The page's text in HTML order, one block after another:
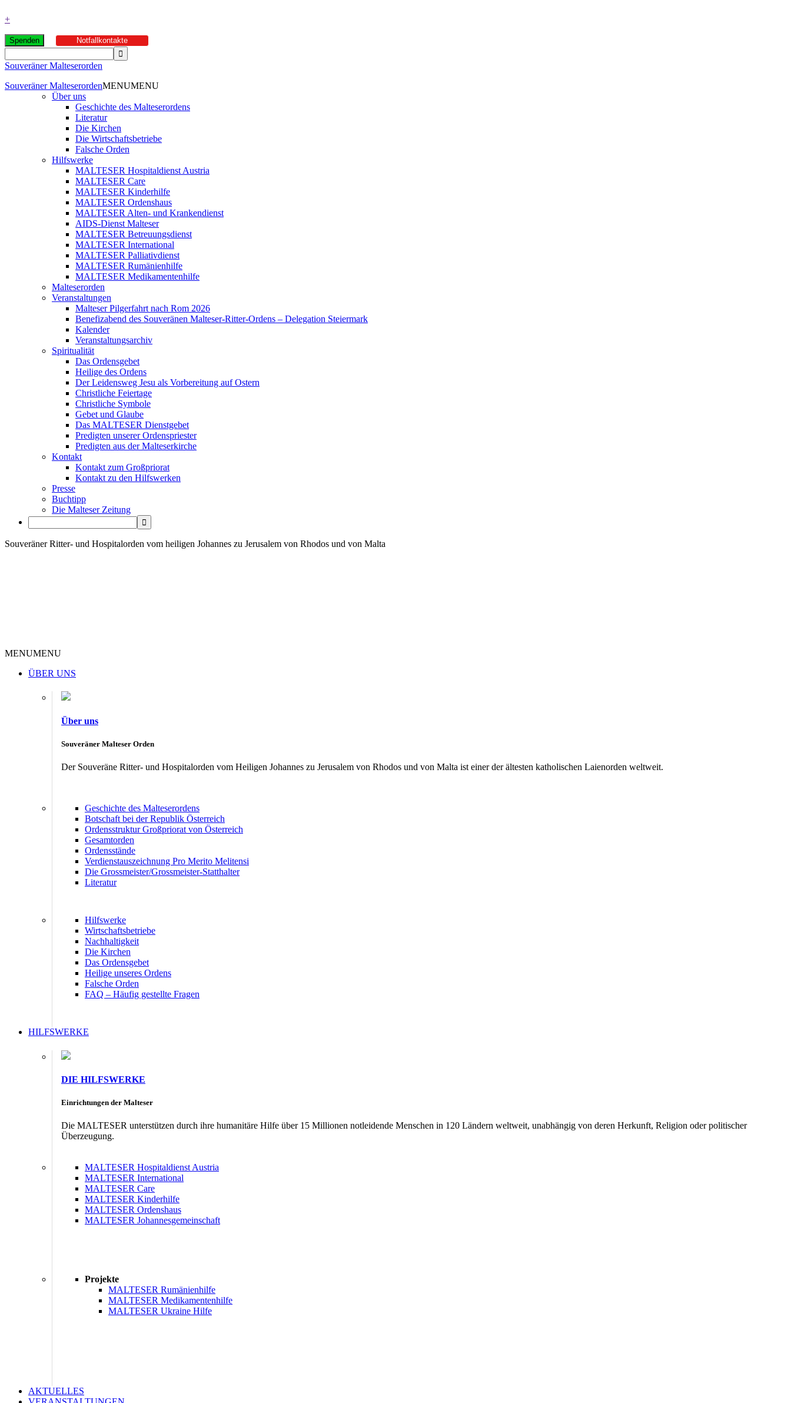
+
Spenden Notfallkontakte
Souveräner Malteserorden
Souveräner MalteserordenMENUMENU
Über uns
Geschichte des Malteserordens
Literatur
Die Kirchen
Die Wirtschaftsbetriebe
Falsche Orden
Hilfswerke
MALTESER Hospitaldienst Austria
MALTESER Care
MALTESER Kinderhilfe
MALTESER Ordenshaus
MALTESER Alten- und Krankendienst
AIDS-Dienst Malteser
MALTESER Betreuungsdienst
MALTESER International
MALTESER Palliativdienst
MALTESER Rumänienhilfe
MALTESER Medikamentenhilfe
Malteserorden
Veranstaltungen
Malteser Pilgerfahrt nach Rom 2026
Benefizabend des Souveränen Malteser-Ritter-Ordens – Delegation Steiermark
Kalender
Veranstaltungsarchiv
Spiritualität
Das Ordensgebet
Heilige des Ordens
Der Leidensweg Jesu als Vorbereitung auf Ostern
Christliche Feiertage
Christliche Symbole
Gebet und Glaube
Das MALTESER Dienstgebet
Predigten unserer Ordenspriester
Predigten aus der Malteserkirche
Kontakt
Kontakt zum Großpriorat
Kontakt zu den Hilfswerken
Presse
Buchtipp
Die Malteser Zeitung
Souveräner Ritter- und Hospitalorden vom heiligen Johannes zu Jerusalem von Rhodos und von Malta
MENUMENU
ÜBER UNS
Über uns
Souveräner Malteser Orden
Der Souveräne Ritter- und Hospitalorden vom Heiligen Johannes zu Jerusalem von Rhodos und von Malta ist einer der ältesten katholischen Laienorden weltweit.
Geschichte des Malteserordens
Botschaft bei der Republik Österreich
Ordensstruktur Großpriorat von Österreich
Gesamtorden
Ordensstände
Verdienstauszeichnung Pro Merito Melitensi
Die Grossmeister/Grossmeister-Statthalter
Literatur
Hilfswerke
Wirtschaftsbetriebe
Nachhaltigkeit
Die Kirchen
Das Ordensgebet
Heilige unseres Ordens
Falsche Orden
FAQ – Häufig gestellte Fragen
HILFSWERKE
DIE HILFSWERKE
Einrichtungen der Malteser
Die MALTESER unterstützen durch ihre humanitäre Hilfe über 15 Millionen notleidende Menschen in 120 Ländern weltweit, unabhängig von deren Herkunft, Religion oder politischer
Überzeugung.
MALTESER Hospitaldienst Austria
MALTESER International
MALTESER Care
MALTESER Kinderhilfe
MALTESER Ordenshaus
MALTESER Johannesgemeinschaft
Projekte
MALTESER Rumänienhilfe
MALTESER Medikamentenhilfe
MALTESER Ukraine Hilfe
AKTUELLES